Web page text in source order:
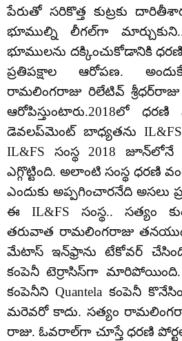
పేరుతో సరికొత్త కుట్రకు
భూముల్ని లీగల్‌గా
భూములను దక్కించుకోడానికి
ప్రతిపక్షాల ఆరోపణ.
రామలింగరాజు రిలేటివ్
ఆరోపిస్తుంటారు.2018లో
డెవలప్‌మెంట్‌ బాధ్యతను
IL&FS సంస్థ 2018 జూన్‌లోనే
ఎగ్గొట్టింది. అలాంటి సంస్థ ధరణి
ఎందుకు అప్పగించారనేది అసలు
ఈ IL&FS సంస్థ.. సత్యం
తరువాత రామలింగరాజు
మేటాస్ ఇన్‌ఫ్రాను టేకోవర్
కంపెనీ టెర్రాసిస్‌గా
కంపెనీని Quantela కంపెనీ
మరెవరో కాదు. సత్యం
రాజు. ఓవరాల్‌గా చూస్తే ధరణి